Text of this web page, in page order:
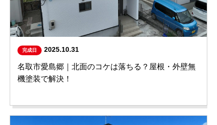
完成日 2025.10.31
名取市愛島郷｜北面のコケは落ちる？屋根・外壁無
機塗装で解決！